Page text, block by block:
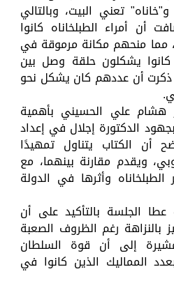
تعني البيت، وبالتالي
أن أمراء الطبلخاناه كانوا
مما منحهم مكانة مرموقة في
يشكلون حلقة وصل بين
ذكرت أن عددهم كان يشكل نحو
هشام علي الحسيني بأهمية
الدكتورة إجلال في إعداد
أن الكتاب يتناول تمهيدًا
ويقدم مقارنة بينهما، مع
وأثرها في الدولة
عطا الجلسة بالتأكيد على أن
بالنزاهة رغم الظروف الصعبة
إلى أن قوة السلطان
المماليك الذين كانوا في